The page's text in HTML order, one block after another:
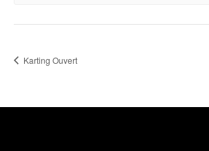
Karting Ouvert